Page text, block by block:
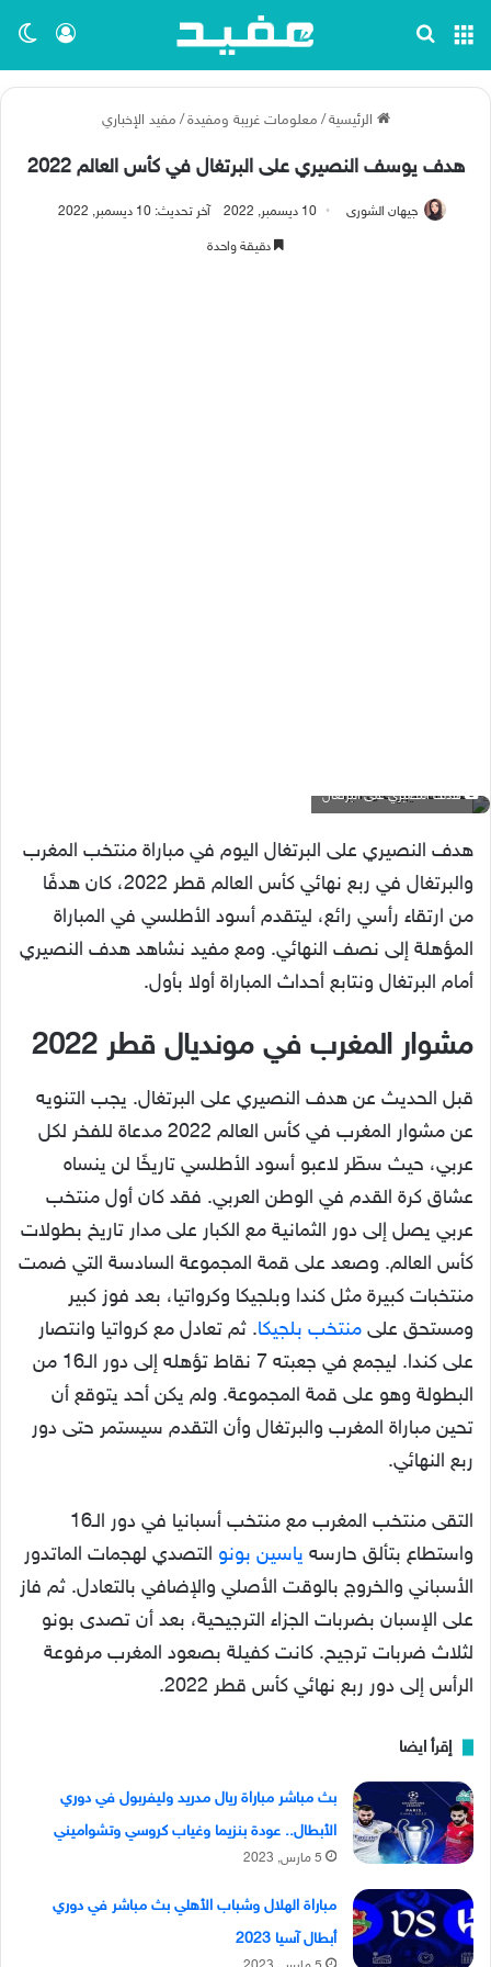
تسجيل القائمة
الرئيسية / معلومات غريبة ومفيدة / مفيد الإخباري
هدف يوسف النصيري على البرتغال في كأس العالم 2022
جيهان الشورى 10 ديسمبر, 2022 آخر تحديث: 10 ديسمبر, 2022
دقيقة واحدة
هدف النصيري على البرتغال
هدف النصيري على البرتغال اليوم في مباراة منتخب المغرب
والبرتغال في ربع نهائي كأس العالم قطر 2022، كان هدفًا
من ارتقاء رأسي رائع، ليتقدم أسود الأطلسي في المباراة
المؤهلة إلى نصف النهائي. ومع مفيد نشاهد هدف النصيري
أمام البرتغال ونتابع أحداث المباراة أولا بأول.
مشوار المغرب في مونديال قطر 2022
قبل الحديث عن هدف النصيري على البرتغال. يجب التنويه
عن مشوار المغرب في كأس العالم 2022 مدعاة للفخر لكل
عربي، حيث سطّر لاعبو أسود الأطلسي تاريخًا لن ينساه
عشاق كرة القدم في الوطن العربي. فقد كان أول منتخب
عربي يصل إلى دور الثمانية مع الكبار على مدار تاريخ بطولات
كأس العالم. وصعد على قمة المجموعة السادسة التي ضمت
منتخبات كبيرة مثل كندا وبلجيكا وكرواتيا، بعد فوز كبير
ومستحق على منتخب بلجيكا. ثم تعادل مع كرواتيا وانتصار
على كندا. ليجمع في جعبته 7 نقاط تؤهله إلى دور الـ16 من
البطولة وهو على قمة المجموعة. ولم يكن أحد يتوقع أن
تحين مباراة المغرب والبرتغال وأن التقدم سيستمر حتى دور
ربع النهائي.
التقى منتخب المغرب مع منتخب أسبانيا في دور الـ16
واستطاع بتألق حارسه ياسين بونو التصدي لهجمات الماتدور
الأسباني والخروج بالوقت الأصلي والإضافي بالتعادل. ثم فاز
على الإسبان بضربات الجزاء الترجيحية، بعد أن تصدى بونو
لثلاث ضربات ترجيح. كانت كفيلة بصعود المغرب مرفوعة
الرأس إلى دور ربع نهائي كأس قطر 2022.
إقرأ ايضا
بث مباشر مباراة ريال مدريد وليفربول في دوري
الأبطال.. عودة بنزيما وغياب كروسي وتشواميني
5 مارس, 2023
مباراة الهلال وشباب الأهلي بث مباشر في دوري
أبطال آسيا 2023